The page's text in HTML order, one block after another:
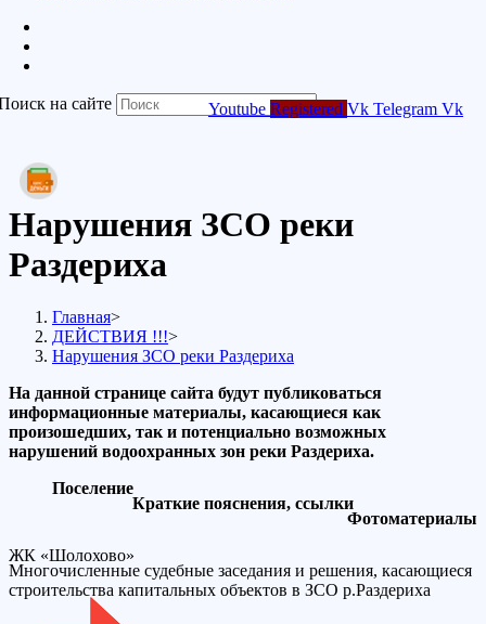
на сайте Youtube Registered Vk Telegram Vk
Нарушения ЗСО реки
Раздериха
Главная>
ДЕЙСТВИЯ !!!>
Нарушения ЗСО реки Раздериха
На данной странице сайта будут публиковаться
информационные материалы, касающиеся как
произошедших, так и потенциально возможных
нарушений водоохранных зон реки Раздериха.
Поселение
Краткие пояснения, ссылки
Фотоматериалы
ЖК «Шолохово»
Многочисленные судебные заседания и решения, касающиеся
строительства капитальных объектов в ЗСО р.Раздериха